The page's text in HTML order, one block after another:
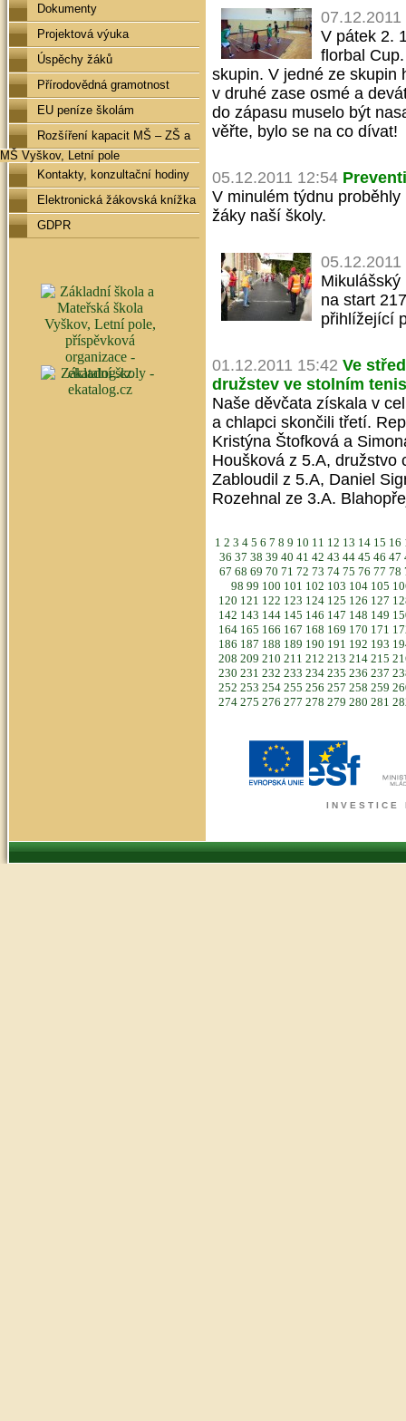
Dokumenty
Projektová výuka
Úspěchy žáků
Přírodovědná gramotnost
EU peníze školám
Rozšíření kapacit MŠ – ZŠ a
MŠ Vyškov, Letní pole
Kontakty, konzultační hodiny
Elektronická žákovská knížka
GDPR
07.12.2011
V pátek 2.
florbal
skupin. V jedné ze skupin
v druhé zase osmé a
do zápasu muselo být
věřte, bylo se na co dívat!
05.12.2011 12:54
V minulém týdnu
žáky naší školy.
05.12.2011
Mikulášský
na start
přihlížející
01.12.2011 15:42 Ve
družstev ve stolním
Naše děvčata získala v
a chlapci skončili třetí.
Kristýna Štofková a
Houšková z 5.A, družstvo
Zabloudil z 5.A, Daniel
Rozehnal ze 3.A.
1 2 3 4 5 6 7 8 9 10 11 12 13 14 15 16
36 37 38 39 40 41 42 43 44 45 46 47
67 68 69 70 71 72 73 74 75 76 77 78
98 99 100 101 102 103 104 105
120 121 122 123 124 125 126 127
142 143 144 145 146 147 148 149
164 165 166 167 168 169 170 171
186 187 188 189 190 191 192 193
208 209 210 211 212 213 214 215
230 231 232 233 234 235 236 237
252 253 254 255 256 257 258 259
274 275 276 277 278 279 280 281
I N V E S T I C E